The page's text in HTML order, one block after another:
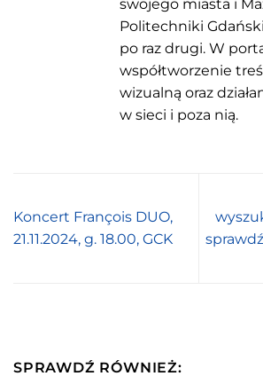
swojego miasta i
Politechniki
po raz drugi. W
współtworzenie
wizualną oraz
w sieci i poza nią.
Koncert François DUO,
21.11.2024, g. 18.00, GCK
SPRAWDŹ RÓWNIEŻ: